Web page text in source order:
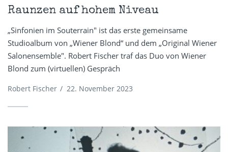
Raunzen auf hohem Niveau
„Sinfonien im Souterrain" ist das erste gemeinsame
Studioalbum von „Wiener Blond“ und dem „Original Wiener
Salonensemble". Robert Fischer traf das Duo von Wiener
Blond zum (virtuellen) Gespräch
Robert Fischer / 22. November 2023